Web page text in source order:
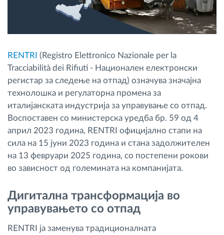
Калкулатор за заштеди
RENTRI (Registro Elettronico Nazionale per la
Tracciabilità dei Rifiuti - Национален електронски
регистар за следење на отпад) означува значајна
технолошка и регулаторна промена за
италијанската индустрија за управување со отпад.
Воспоставен со министерска уредба бр. 59 од 4
април 2023 година, RENTRI официјално стапи на
сила на 15 јуни 2023 година и стана задолжителен
на 13 февруари 2025 година, со постепени рокови
во зависност од големината на компанијата.
Дигитална трансформација во
управувањето со отпад
RENTRI ја заменува традиционалната